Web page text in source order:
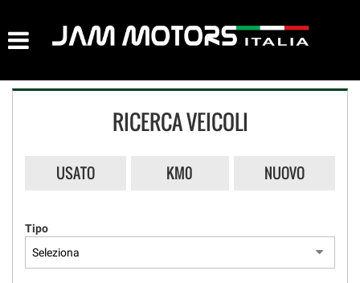
ACQUISTIAMO USATO
CONTATTI
RICERCA VEICOLI
USATO KM0 NUOVO
Tipo